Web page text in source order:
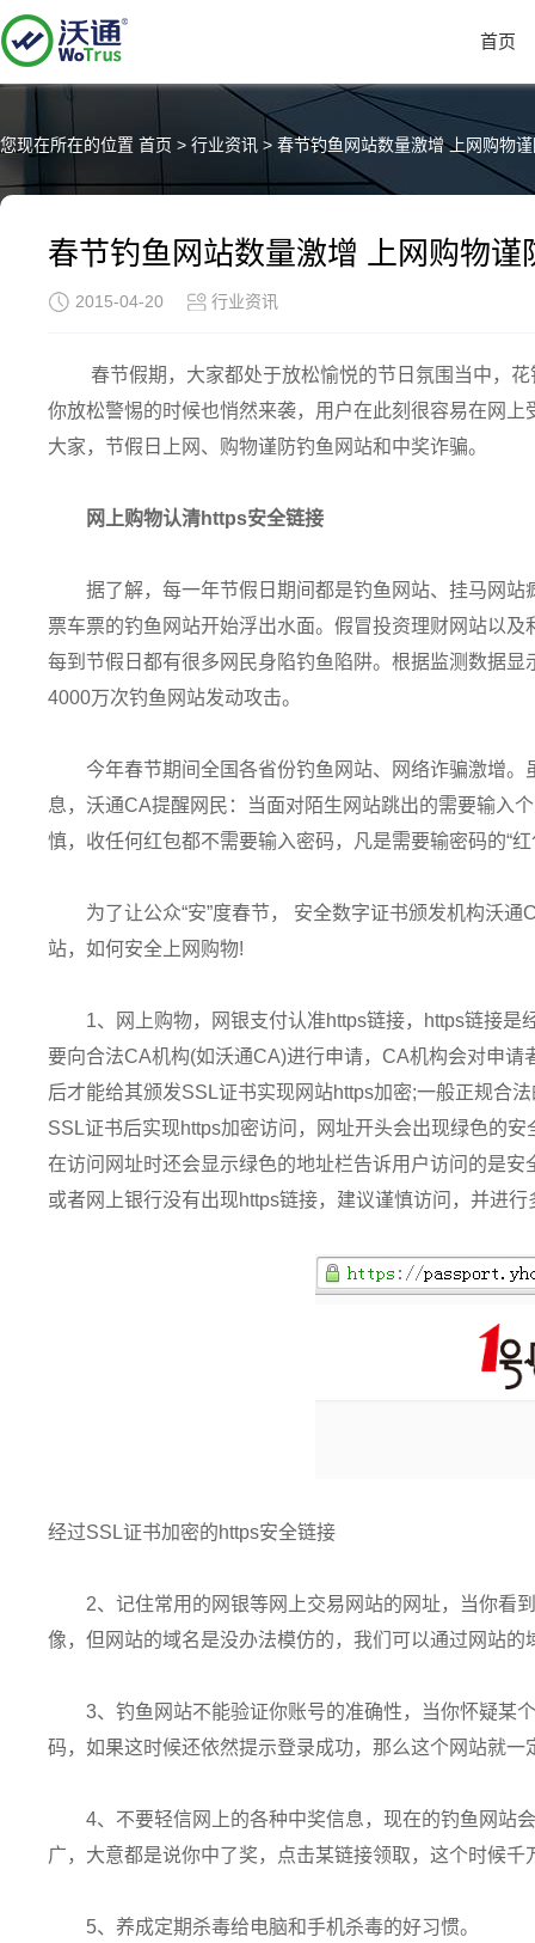
首页
您现在所在的位置 首页 > 行业资讯 > 春节钓鱼网站数量激增 上网购物
春节钓鱼网站数量激增 上网购物谨
2015-04-20 行业资讯
春节假期，大家都处于放松愉悦的节日氛围当中，
你放松警惕的时候也悄然来袭，用户在此刻很容易在网
大家，节假日上网、购物谨防钓鱼网站和中奖诈骗。
网上购物认清https安全链接
据了解，每一年节假日期间都是钓鱼网站、挂马网
票车票的钓鱼网站开始浮出水面。假冒投资理财网站以
每到节假日都有很多网民身陷钓鱼陷阱。根据监测数据显
4000万次钓鱼网站发动攻击。
今年春节期间全国各省份钓鱼网站、网络诈骗激增。
息，沃通CA提醒网民：当面对陌生网站跳出的需要输入
慎，收任何红包都不需要输入密码，凡是需要输密码的“红
为了让公众“安”度春节， 安全数字证书颁发机构沃
站，如何安全上网购物!
1、网上购物，网银支付认准https链接，https链接是
要向合法CA机构(如沃通CA)进行申请，CA机构会对申
后才能给其颁发SSL证书实现网站https加密;一般正规合
SSL证书后实现https加密访问，网址开头会出现绿色的
在访问网址时还会显示绿色的地址栏告诉用户访问的是
或者网上银行没有出现https链接，建议谨慎访问，并进
经过SSL证书加密的https安全链接
2、记住常用的网银等网上交易网站的网址，当你看
像，但网站的域名是没办法模仿的，我们可以通过网站
3、钓鱼网站不能验证你账号的准确性，当你怀疑某
码，如果这时候还依然提示登录成功，那么这个网站就一
4、不要轻信网上的各种中奖信息，现在的钓鱼网站
广，大意都是说你中了奖，点击某链接领取，这个时候千
5、养成定期杀毒给电脑和手机杀毒的好习惯。